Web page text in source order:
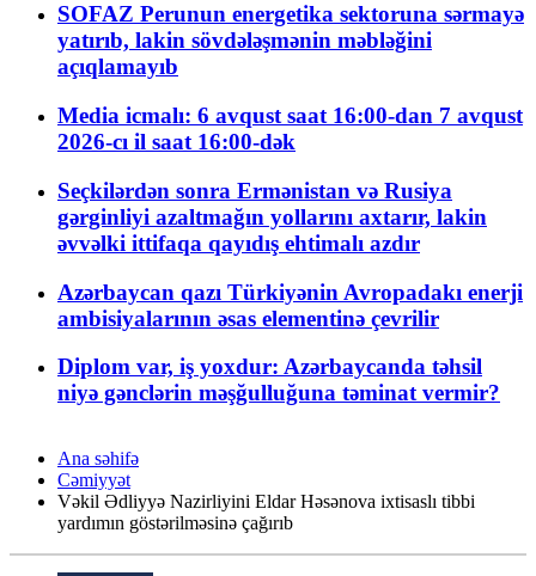
SOFAZ Perunun energetika sektoruna sərmayə
yatırıb, lakin sövdələşmənin məbləğini
açıqlamayıb
Media icmalı: 6 avqust saat 16:00-dan 7 avqust
2026-cı il saat 16:00-dək
Seçkilərdən sonra Ermənistan və Rusiya
gərginliyi azaltmağın yollarını axtarır, lakin
əvvəlki ittifaqa qayıdış ehtimalı azdır
Azərbaycan qazı Türkiyənin Avropadakı enerji
ambisiyalarının əsas elementinə çevrilir
Diplom var, iş yoxdur: Azərbaycanda təhsil
niyə gənclərin məşğulluğuna təminat vermir?
Ana səhifə
Cəmiyyət
Vəkil Ədliyyə Nazirliyini Eldar Həsənova ixtisaslı tibbi
yardımın göstərilməsinə çağırıb